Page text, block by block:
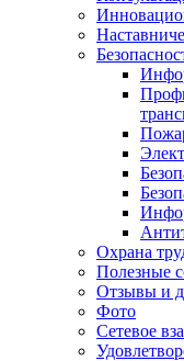
Охрана
Полезные
Отзывы и
Фото
Сетевое